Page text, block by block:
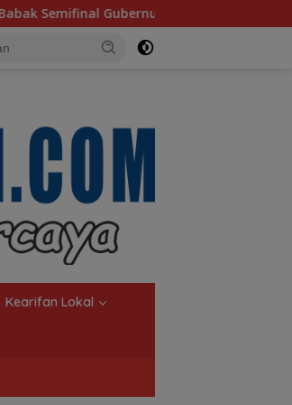
Road to Pangdam XXII/Tambun Bungai
Kearifan Lokal